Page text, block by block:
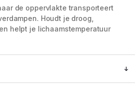
de oppervlakte transporteert
Houdt je droog,
helpt je lichaamstemperatuur